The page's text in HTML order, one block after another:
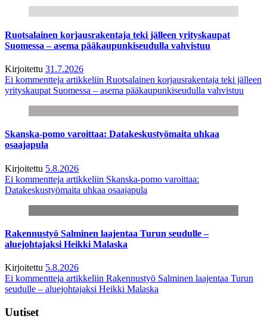
Ruotsalainen korjausrakentaja teki jälleen yrityskaupat
Suomessa – asema pääkaupunkiseudulla vahvistuu
Kirjoitettu 31.7.2026
Ei kommentteja artikkeliin Ruotsalainen korjausrakentaja teki jälleen
yrityskaupat Suomessa – asema pääkaupunkiseudulla vahvistuu
Skanska-pomo varoittaa: Datakeskustyömaita uhkaa
osaajapula
Kirjoitettu 5.8.2026
Ei kommentteja artikkeliin Skanska-pomo varoittaa:
Datakeskustyömaita uhkaa osaajapula
Rakennustyö Salminen laajentaa Turun seudulle –
aluejohtajaksi Heikki Malaska
Kirjoitettu 5.8.2026
Ei kommentteja artikkeliin Rakennustyö Salminen laajentaa Turun
seudulle – aluejohtajaksi Heikki Malaska
Uutiset